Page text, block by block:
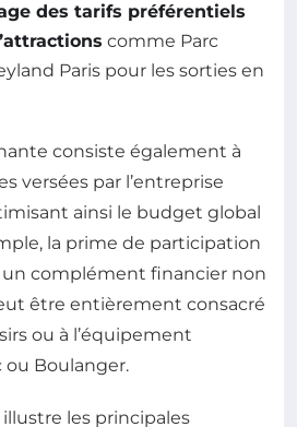
des tarifs préférentiels
comme Parc
Paris pour les sorties en
consiste également à
versées par l’entreprise
ainsi le budget global
la prime de participation
complément financier non
être entièrement consacré
ou à l’équipement
ou Boulanger.
les principales